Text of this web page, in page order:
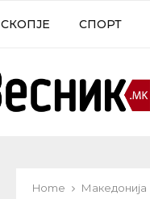
СКОПЈЕ СПОРТ
Home Македонија